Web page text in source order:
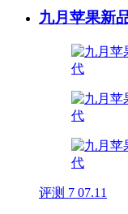
九月苹果新
评测 7 07.11